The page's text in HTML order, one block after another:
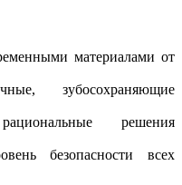
материалами от
зубосохраняющие
решения
безопасности всех